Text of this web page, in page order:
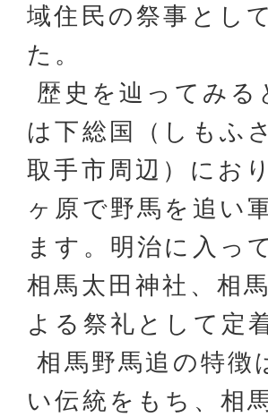
域住民の祭事とし
た。
歴史を辿ってみる
は下総国（しもふ
取手市周辺）にお
ヶ原で野馬を追い
ます。明治に入っ
相馬太田神社、相
よる祭礼として定
相馬野馬追の特徴
い伝統をもち、相